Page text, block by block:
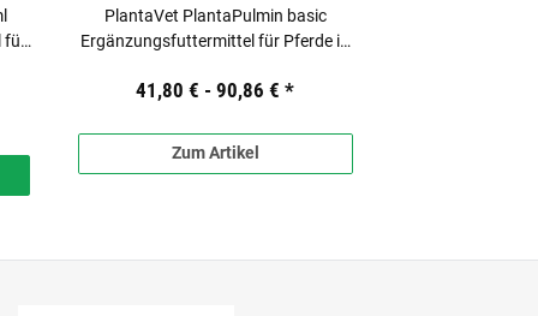
für
PlantaVet PlantaPulmin basic
Ergänzungsfuttermittel für Pferde in
41,80 € -90,86 €*
Zum Artikel